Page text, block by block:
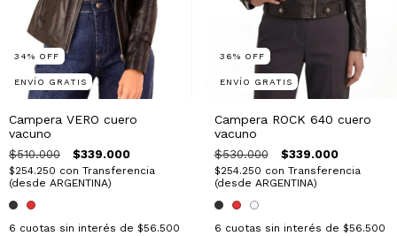
34% OFF
ENVÍO GRATIS
Campera VERO cuero
vacuno
$510.000 $339.000
$254.250 con Transferencia
(desde ARGENTINA)
6 cuotas sin interés de $56.500
36% OFF
ENVÍO GRATIS
Campera ROCK 640 cuero
vacuno
$530.000 $339.000
$254.250 con Transferencia
(desde ARGENTINA)
6 cuotas sin interés de $56.500